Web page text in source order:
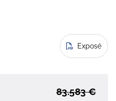
Exposé
83.583 €